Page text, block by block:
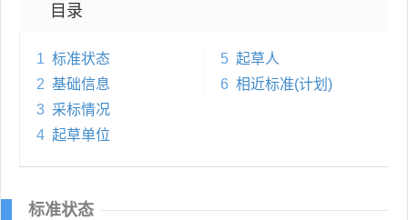
目录
1 标准状态
2 基础信息
3 采标情况
4 起草单位
5 起草人
6 相近标准(计划)
标准状态